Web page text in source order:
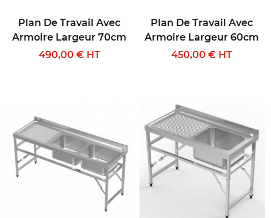
Plan De Travail Avec
Armoire Largeur 70cm
490,00 € HT
Plan De Travail Avec
Armoire Largeur 60cm
450,00 € HT